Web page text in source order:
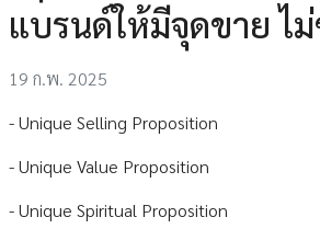
แบรนด์ให้มีจุดขาย ไ
19 ก.พ. 2025
- Unique Selling Proposition
- Unique Value Proposition
- Unique Spiritual Proposition